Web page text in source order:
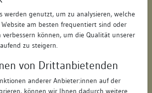
werden genutzt, um zu analysieren, welche
Website am besten frequentiert sind oder
verbessern können, um die Qualität unserer
zu steigern.
von Drittanbietenden
anderer Anbieter:innen auf der
können wir Ihnen dadurch weitere
Bodanplatz
3
78426
Konstanz